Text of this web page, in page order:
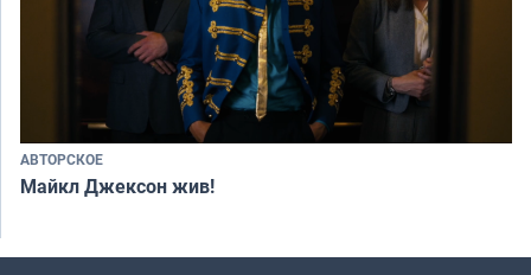
АВТОРСКОЕ
Майкл Джексон жив!